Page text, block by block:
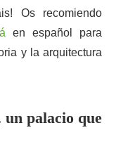
Os recomiendo
en español para
y la arquitectura
palacio que